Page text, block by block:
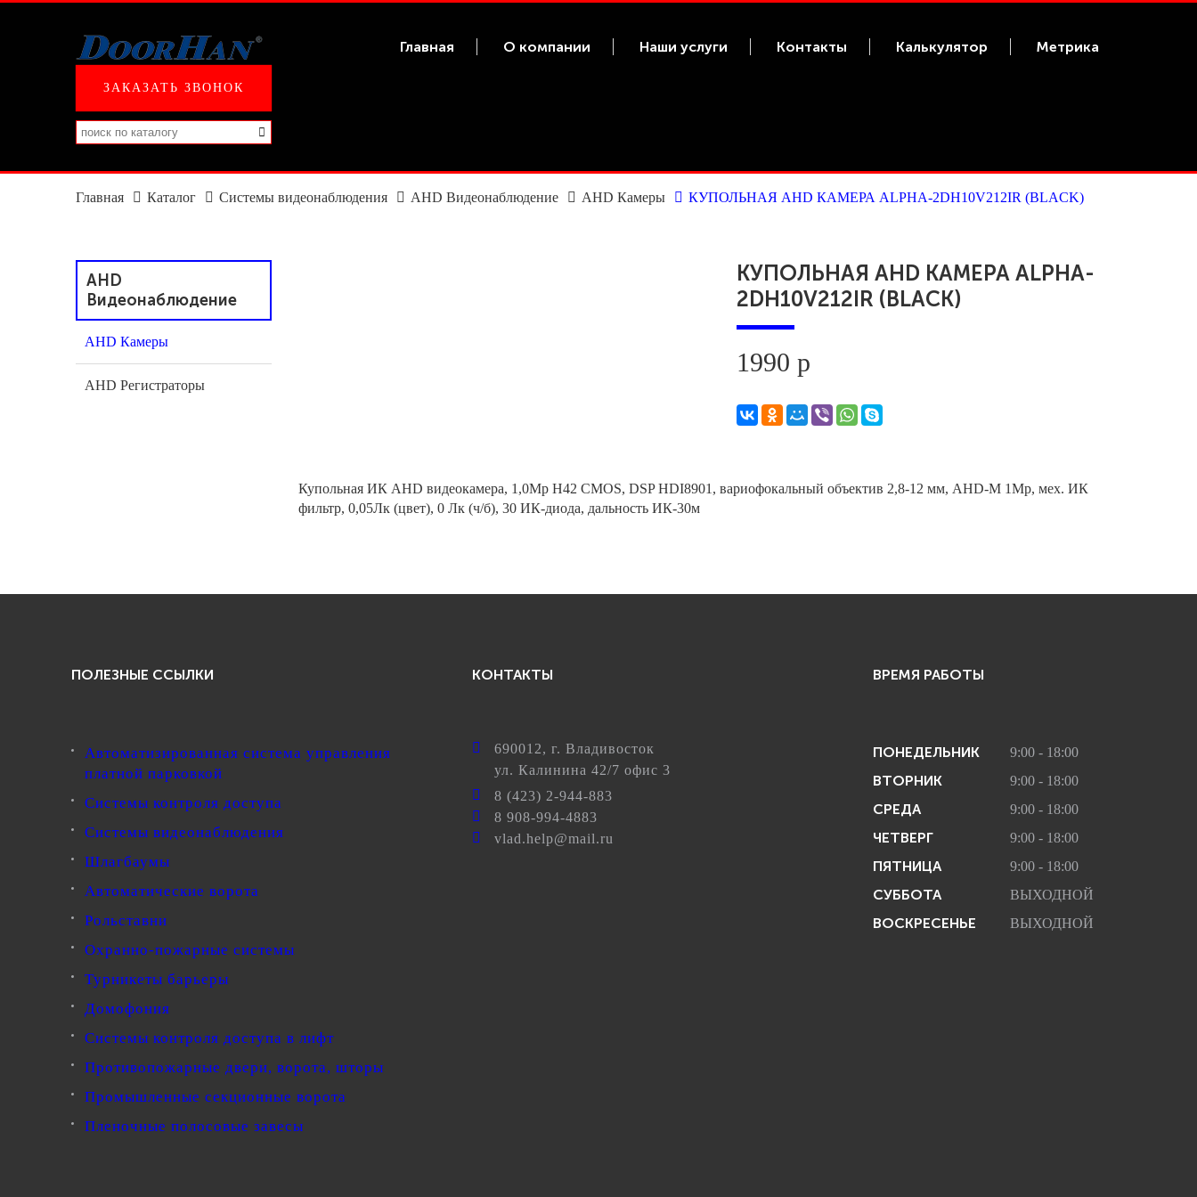
Главная О компании Наши услуги Контакты Калькулятор Метрика
ЗАКАЗАТЬ ЗВОНОК
Главная Каталог Системы видеонаблюдения AHD Видеонаблюдение AHD Камеры КУПОЛЬНАЯ AHD КАМЕРА ALPHA-2DH10V212IR (BLACK)
AHD
Видеонаблюдение
AHD Камеры
AHD Регистраторы
КУПОЛЬНАЯ AHD КАМЕРА ALPHA-
2DH10V212IR (BLACK)
1990 р
Купольная ИК AHD видеокамера, 1,0Mp H42 CMOS, DSP HDI8901, вариофокальный объектив 2,8-12 мм, AHD-M 1Mp, мех. ИК
фильтр, 0,05Лк (цвет), 0 Лк (ч/б), 30 ИК-диода, дальность ИК-30м
ПОЛЕЗНЫЕ ССЫЛКИ
Автоматизированная система управления
платной парковкой
Системы контроля доступа
Системы видеонаблюдения
Шлагбаумы
Автоматические ворота
Рольставни
Охранно-пожарные системы
Турникеты барьеры
Домофония
Системы контроля доступа в лифт
Противопожарные двери, ворота, шторы
Промышленные секционные ворота
Пленочные полосовые завесы
КОНТАКТЫ
690012, г. Владивосток
ул. Калинина 42/7 офис 3
8 (423) 2-944-883
8 908-994-4883
vlad.help@mail.ru
ВРЕМЯ РАБОТЫ
ПОНЕДЕЛЬНИК 9:00 - 18:00
ВТОРНИК 9:00 - 18:00
СРЕДА 9:00 - 18:00
ЧЕТВЕРГ 9:00 - 18:00
ПЯТНИЦА 9:00 - 18:00
СУББОТА ВЫХОДНОЙ
ВОСКРЕСЕНЬЕ ВЫХОДНОЙ